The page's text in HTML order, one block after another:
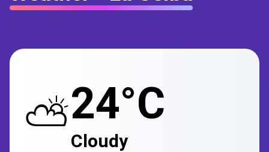
⛅24°C
Cloudy